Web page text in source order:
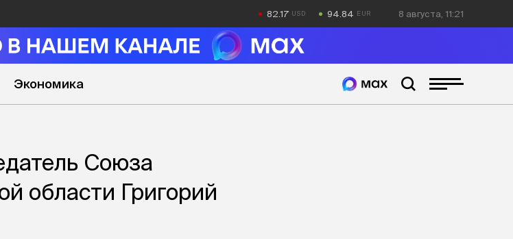
82.17 94.84 8 августа, 11:21
Экономика
Союза
области Григорий